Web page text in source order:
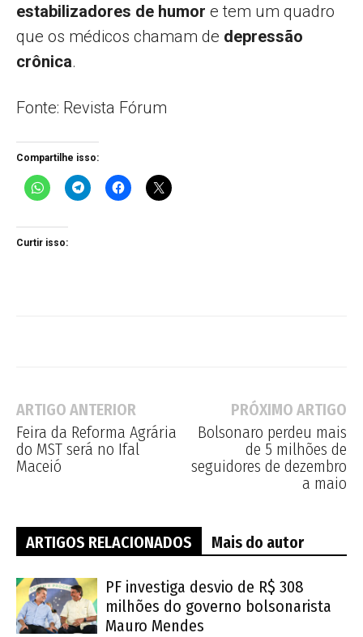
estabilizadores de humor e tem um quadro
que os médicos chamam de depressão
crônica.
Fonte: Revista Fórum
Compartilhe isso:
Curtir isso:
ARTIGO ANTERIOR
Feira da Reforma Agrária
do MST será no Ifal
Maceió
PRÓXIMO ARTIGO
Bolsonaro perdeu mais
de 5 milhões de
seguidores de dezembro
a maio
ARTIGOS RELACIONADOS Mais do autor
PF investiga desvio de R$ 308
milhões do governo bolsonarista
Mauro Mendes